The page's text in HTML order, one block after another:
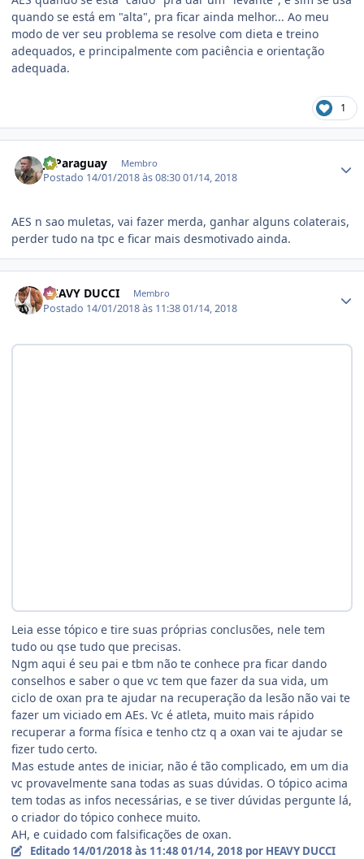
quando se está em "alta", pra ficar ainda melhor... Ao meu
modo de ver seu problema se resolve com dieta e treino
adequados, e principalmente com paciência e orientação
adequada.
1
JVParaguay Membro
Postado 14/01/2018 às 08:3001/14, 2018
AES n sao muletas, vai fazer merda, ganhar alguns colaterais,
perder tudo na tpc e ficar mais desmotivado ainda.
HEAVY DUCCI Membro
Postado 14/01/2018 às 11:3801/14, 2018
Leia esse tópico e tire suas próprias conclusões, nele tem
tudo ou qse tudo que precisas.
Ngm aqui é seu pai e tbm não te conhece pra ficar dando
conselhos e saber o que vc tem que fazer da sua vida, um
ciclo de oxan pra te ajudar na recuperação da lesão não vai te
fazer um viciado em AEs. Vc é atleta, muito mais rápido
recuperar a forma física e tenho ctz q a oxan vai te ajudar se
fizer tudo certo.
Mas estude antes de iniciar, não é tão complicado, em um dia
vc provavelmente sana todas as suas dúvidas. O tópico acima
tem todas as infos necessárias, e se tiver dúvidas pergunte lá,
o criador do tópico conhece muito.
AH, e cuidado com falsificações de oxan.
Editado 14/01/2018 às 11:48 01/14, 2018 por HEAVY DUCCI